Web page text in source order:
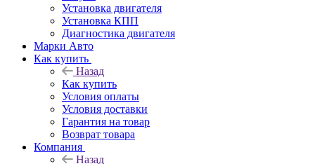
Установка двигателя
Установка КПП
Диагностика двигателя
Марки Авто
Как купить
Назад
Как купить
Условия оплаты
Условия доставки
Гарантия на товар
Возврат товара
Компания
Назад